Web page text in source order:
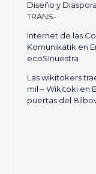
Diseño y Diaspora
TRANS-
Internet de las
Komunikatik en
ecoSInuestra
Las wikitokers
mil – Wikitokien
puertas del